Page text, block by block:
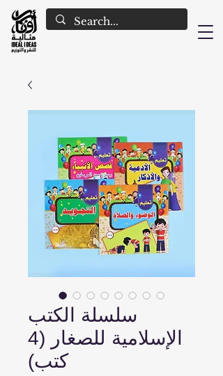
سلسلة الكتب
الإسلامية للصغار (4
كتب)